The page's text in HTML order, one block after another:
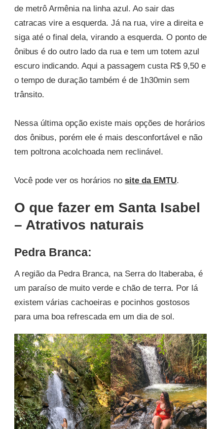
de metrô Armênia na linha azul. Ao sair das
catracas vire a esquerda. Já na rua, vire a direita e
siga até o final dela, virando a esquerda. O ponto de
ônibus é do outro lado da rua e tem um totem azul
escuro indicando. Aqui a passagem custa R$ 9,50 e
o tempo de duração também é de 1h30min sem
trânsito.
Nessa última opção existe mais opções de horários
dos ônibus, porém ele é mais desconfortável e não
tem poltrona acolchoada nem reclinável.
Você pode ver os horários no site da EMTU.
O que fazer em Santa Isabel
– Atrativos naturais
Pedra Branca:
A região da Pedra Branca, na Serra do Itaberaba, é
um paraíso de muito verde e chão de terra. Por lá
existem várias cachoeiras e pocinhos gostosos
para uma boa refrescada em um dia de sol.